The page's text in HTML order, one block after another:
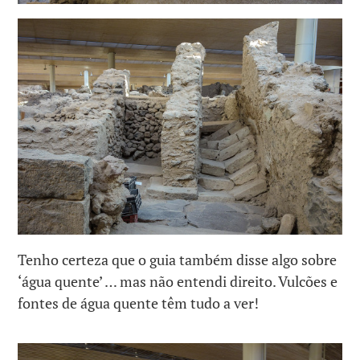
Tenho certeza que o guia também disse algo sobre
‘água quente’ … mas não entendi direito. Vulcões e
fontes de água quente têm tudo a ver!